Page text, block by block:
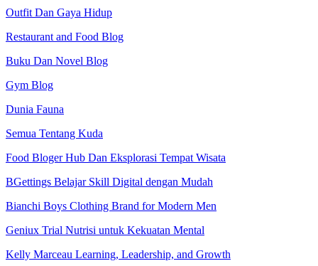
Outfit Dan Gaya Hidup
Restaurant and Food Blog
Buku Dan Novel Blog
Gym Blog
Dunia Fauna
Semua Tentang Kuda
Food Bloger Hub Dan Eksplorasi Tempat Wisata
BGettings Belajar Skill Digital dengan Mudah
Bianchi Boys Clothing Brand for Modern Men
Geniux Trial Nutrisi untuk Kekuatan Mental
Kelly Marceau Learning, Leadership, and Growth